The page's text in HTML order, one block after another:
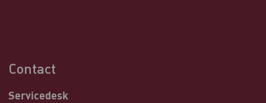
Contact
Servicedesk